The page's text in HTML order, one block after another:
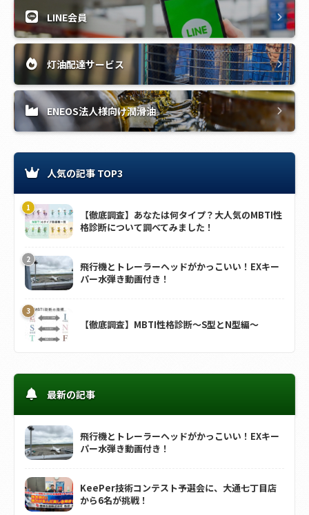
LINE会員
灯油配達サービス
ENEOS法人様向け潤滑油
人気の記事 TOP3
【徹底調査】あなたは何タイプ？大人気のMBTI性
格診断について調べてみました！
飛行機とトレーラーヘッドがかっこいい！EXキー
パー水弾き動画付き！
【徹底調査】MBTI性格診断～S型とN型編～
最新の記事
飛行機とトレーラーヘッドがかっこいい！EXキー
パー水弾き動画付き！
KeePer技術コンテスト予選会に、大通七丁目店
から6名が挑戦！